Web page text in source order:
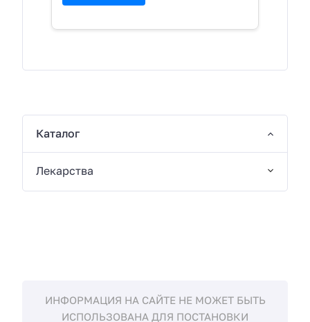
Каталог
Лекарства
ИНФОРМАЦИЯ НА САЙТЕ НЕ МОЖЕТ БЫТЬ
ИСПОЛЬЗОВАНА ДЛЯ ПОСТАНОВКИ